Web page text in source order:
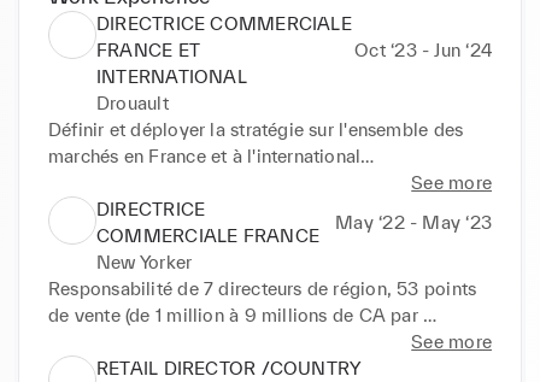
directrice retail et directrice commerciale en France
et à l’international. Mon expérience se situe sur des
marchés très larges : Luxe wholesale, grande
une politique forte de satisfaction client (BtB et BtC)
Passionnée, optimiste et visionnaire, j'atteins mes
objectifs grâce à un management bienveillant et
exigeant au plus proche des équipes.
DIRECTRICE COMMERCIALE
FRANCE ET
INTERNATIONAL
Oct ‘23 - Jun ‘24
Drouault
Définir et déployer la stratégie sur l'ensemble des
marchés en France et à l'international
Manager et accompagner 3 directeurs de marché
Développer la notoriété du savoir faire de la marque
en tant qu'entreprise du patrimoine vivant
Pérenniser et développer la relation client ( BtoB,
BtoC )
Structurer la présence en hôtellerie, chambre d'hôtes
Gérer en direct des grands comptes clients (Bon
See more
DIRECTRICE
COMMERCIALE FRANCE
May ‘22 - May ‘23
New Yorker
Responsabilité de 7 directeurs de région, 53 points
de vente (de 1 million à 9 millions de CA par
Animation d'une forte expansion en lieu étroit avec
See more
RETAIL DIRECTOR /COUNTRY